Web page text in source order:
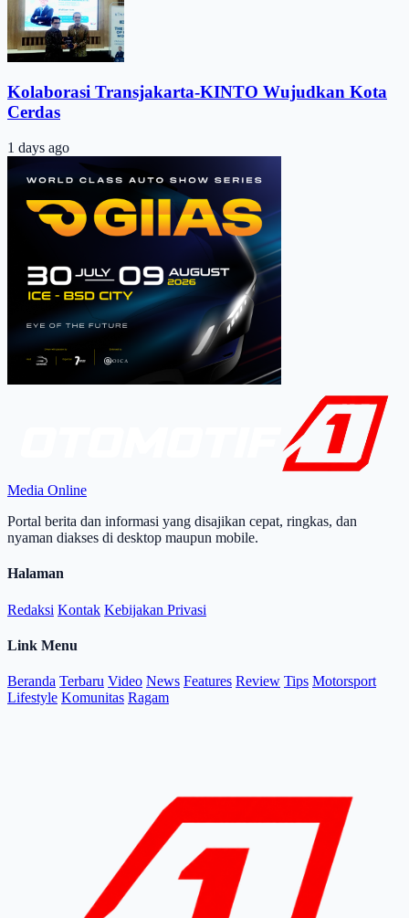
Kolaborasi Transjakarta-KINTO Wujudkan Kota
Cerdas
1 days ago
Media Online
Portal berita dan informasi yang disajikan cepat, ringkas, dan
nyaman diakses di desktop maupun mobile.
Halaman
Redaksi Kontak Kebijakan Privasi
Link Menu
Beranda Terbaru Video News Features Review Tips Motorsport
Lifestyle Komunitas Ragam